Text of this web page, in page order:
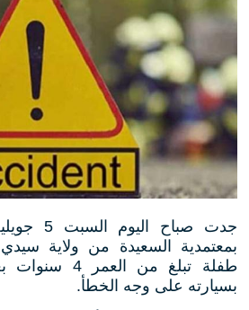
بمعتمدية السعيدة من ولاية
طفلة تبلغ من
بسيارته على وجه الخطأ.